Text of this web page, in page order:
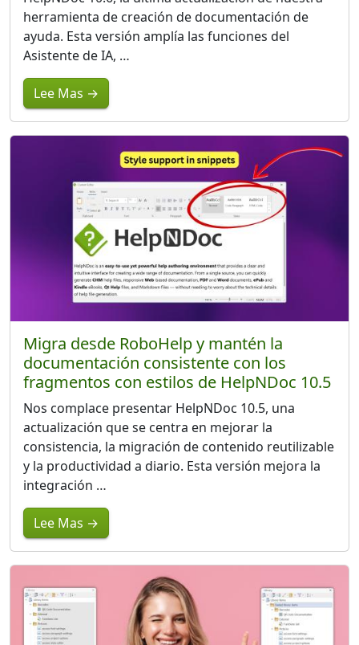
herramienta de creación de documentación de
ayuda. Esta versión amplía las funciones del
Asistente de IA, …
Lee Mas →
Migra desde RoboHelp y mantén la
documentación consistente con los
fragmentos con estilos de HelpNDoc 10.5
Nos complace presentar HelpNDoc 10.5, una
actualización que se centra en mejorar la
consistencia, la migración de contenido reutilizable
y la productividad a diario. Esta versión mejora la
integración …
Lee Mas →